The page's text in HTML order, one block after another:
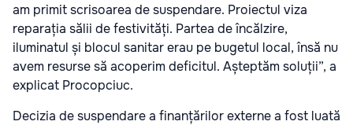
am primit scrisoarea de suspendare. Proiectul viza
reparația sălii de festivități. Partea de încălzire,
iluminatul și blocul sanitar erau pe bugetul local, însă nu
avem resurse să acoperim deficitul. Așteptăm soluții”, a
explicat Procopciuc.
Decizia de suspendare a finanțărilor externe a fost luată